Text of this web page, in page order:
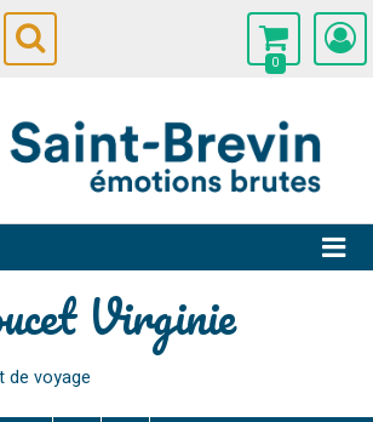
0
Virginie
de voyage